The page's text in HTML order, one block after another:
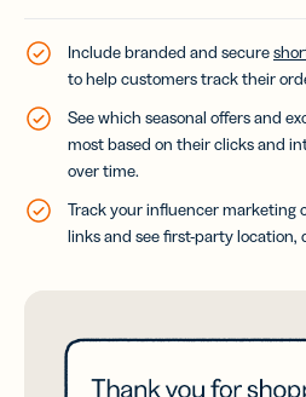
Include branded and secure
to help customers track their
See which seasonal offers and
most based on their clicks and
over time.
Track your influencer marketing
links and see first-party location,